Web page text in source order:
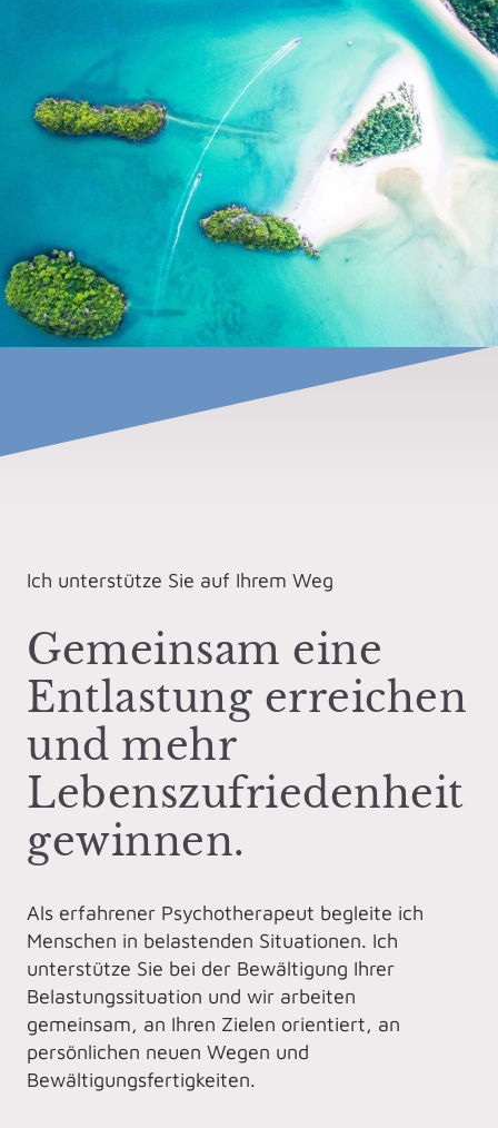
Ich unterstütze Sie auf Ihrem Weg
Gemeinsam eine
Entlastung erreichen
und mehr
Lebenszufriedenheit
gewinnen.
Als erfahrener Psychotherapeut begleite ich
Menschen in belastenden Situationen. Ich
unterstütze Sie bei der Bewältigung Ihrer
Belastungssituation und wir arbeiten
gemeinsam, an Ihren Zielen orientiert, an
persönlichen neuen Wegen und
Bewältigungsfertigkeiten.